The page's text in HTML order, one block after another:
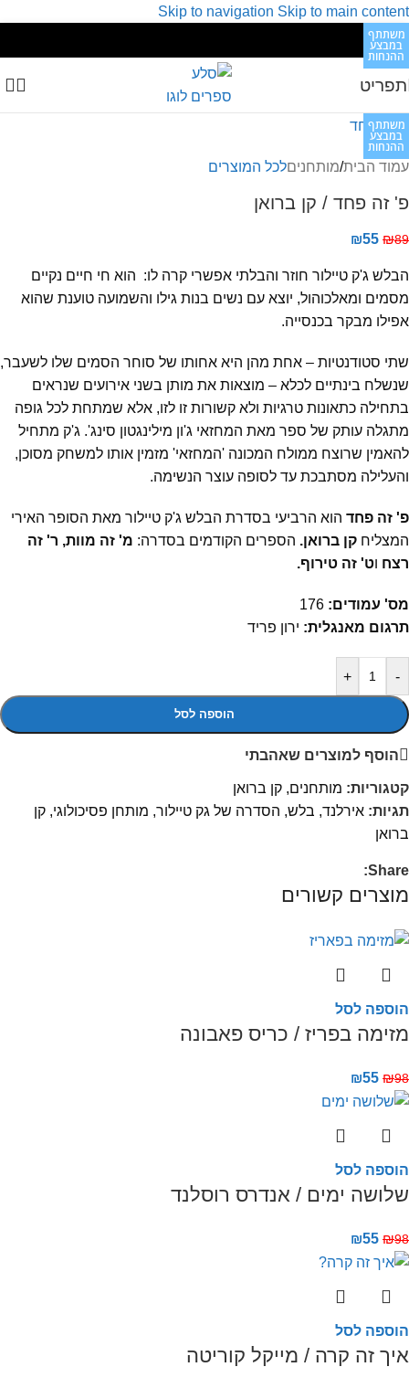
Skip to navigation Skip to main content
תפריט
משתתף
במבצע
ההנחות
עמוד הבית/מותחניםלכל המוצרים
פ' זה פחד / קן ברואן
₪89
₪55
הבלש ג'ק טיילור חוזר והבלתי אפשרי קרה לו: הוא חי חיים נקיים
מסמים ומאלכוהול, יוצא עם נשים בנות גילו והשמועה טוענת שהוא
אפילו מבקר בכנסייה.
שתי סטודנטיות – אחת מהן היא אחותו של סוחר הסמים שלו לשעבר,
שנשלח בינתיים לכלא – מוצאות את מותן בשני אירועים שנראים
בתחילה כתאונות טרגיות ולא קשורות זו לזו, אלא שמתחת לכל גופה
מתגלה עותק של ספר מאת המחזאי ג'ון מילינגטון סינג'. ג'ק מתחיל
להאמין שרוצח ממולח המכונה 'המחזאי' מזמין אותו למשחק מסוכן,
והעלילה מסתבכת עד לסופה עוצר הנשימה.
פ' זה פחד הוא הרביעי בסדרת הבלש ג'ק טיילור מאת הסופר האירי
המצליח קן ברואן. הספרים הקודמים בסדרה: מ' זה מוות, ר' זה
רצח וט' זה טירוף.
מס' עמודים:
תרגום מאנגלית: ירון פריד
-
+
הוספה לסל
הוסף למוצרים שאהבתי
קטגוריות: מותחנים, קן ברואן
תגיות: אירלנד, בלש, הסדרה של גק טיילור, מותחן פסיכולוגי, קן
ברואן
Share:
מוצרים קשורים
משתתף
במבצע
ההנחות
הוספה לסל
מזימה בפריז / כריס פאבונה
₪98
₪55
משתתף
במבצע
ההנחות
הוספה לסל
שלושה ימים / אנדרס רוסלנד
₪98
₪55
משתתף
במבצע
ההנחות
הוספה לסל
איך זה קרה / מייקל קוריטה
משתתף
במבצע
ההנחות
משתתף
במבצע
ההנחות
משתתף
במבצע
ההנחות
משתתף
במבצע
ההנחות
משתתף
במבצע
ההנחות